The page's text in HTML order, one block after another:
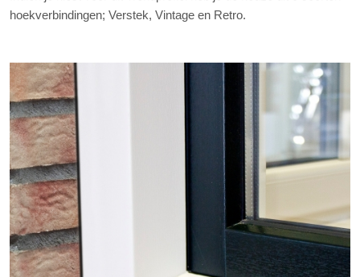
hoekverbindingen; Verstek, Vintage en Retro.